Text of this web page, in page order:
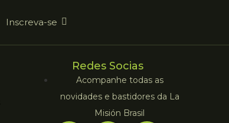
Inscreva-se
Redes Socias
Acompanhe todas as
novidades e bastidores da La
Misión Brasil